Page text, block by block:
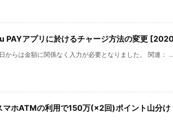
PAYアプリに於けるチャージ方法の変更
からは金額に関係なく入力が必要となりました。 関連：
ホATMの利用で150万(×2回)ポイント山分け